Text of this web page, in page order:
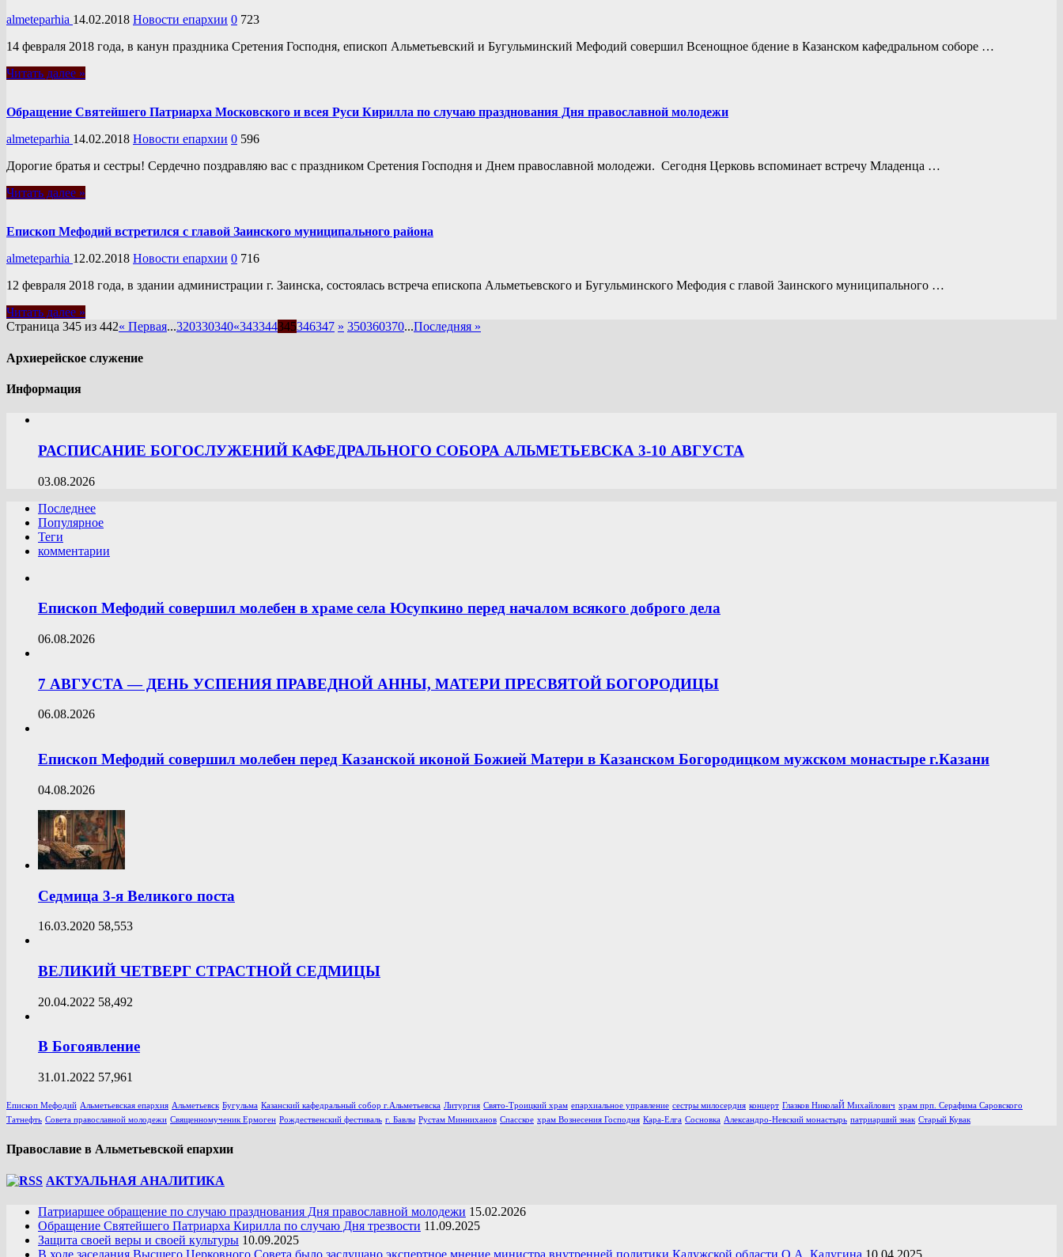
almeteparhia 14.02.2018 Новости епархии 0 723
14 февраля 2018 года, в канун праздника Сретения Господня, епископ Альметьевский и Бугульминский Мефодий совершил Всенощное бдение в Казанском кафедральном соборе …
Читать далее »
Обращение Святейшего Патриарха Московского и всея Руси Кирилла по случаю празднования Дня православной молодежи
almeteparhia 14.02.2018 Новости епархии 0 596
Дорогие братья и сестры! Сердечно поздравляю вас с праздником Сретения Господня и Днем православной молодежи. Сегодня Церковь вспоминает встречу Младенца …
Читать далее »
Епископ Мефодий встретился с главой Заинского муниципального района
almeteparhia 12.02.2018 Новости епархии 0 716
12 февраля 2018 года, в здании администрации г. Заинска, состоялась встреча епископа Альметьевского и Бугульминского Мефодия с главой Заинского муниципального …
Читать далее »
Страница 345 из 442« Первая...320330340«343344345346347 » 350360370...Последняя »
Архиерейское служение
Информация
РАСПИСАНИЕ БОГОСЛУЖЕНИЙ КАФЕДРАЛЬНОГО СОБОРА АЛЬМЕТЬЕВСКА 3-10 АВГУСТА
03.08.2026
Последнее
Популярное
Теги
комментарии
Епископ Мефодий совершил молебен в храме села Юсупкино перед началом всякого доброго дела
06.08.2026
7 АВГУСТА — ДЕНЬ УСПЕНИЯ ПРАВЕДНОЙ АННЫ, МАТЕРИ ПРЕСВЯТОЙ БОГОРОДИЦЫ
06.08.2026
Епископ Мефодий совершил молебен перед Казанской иконой Божией Матери в Казанском Богородицком мужском монастыре г.Казани
04.08.2026
Седмица 3-я Великого поста
16.03.2020 58,553
ВЕЛИКИЙ ЧЕТВЕРГ СТРАСТНОЙ СЕДМИЦЫ
20.04.2022 58,492
В Богоявление
31.01.2022 57,961
Епископ Мефодий Альметьевская епархия Альметьевск Бугульма Казанский кафедральный собор г.Альметьевска Литургия Свято-Троицкий храм епархиальное управление сестры милосердия концерт Глазков НиколаЙ Михайлович храм прп. Серафима Саровского
Татнефть Совета православной молодежи Священномученик Ермоген Рождественский фестиваль г. Бавлы Рустам Минниханов Спасское храм Вознесения Господня Кара-Елга Сосновка Александро-Невский монастырь патриарший знак Старый Кувак
Православие в Альметьевской епархии
АКТУАЛЬНАЯ АНАЛИТИКА
Патриаршее обращение по случаю празднования Дня православной молодежи 15.02.2026
Обращение Святейшего Патриарха Кирилла по случаю Дня трезвости 11.09.2025
Защита своей веры и своей культуры 10.09.2025
В ходе заседания Высшего Церковного Совета было заслушано экспертное мнение министра внутренней политики Калужской области О.А. Калугина 10.04.2025